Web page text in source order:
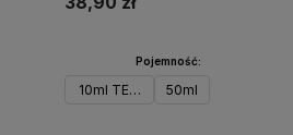
Pojemność:
10ml TESTER 50ml